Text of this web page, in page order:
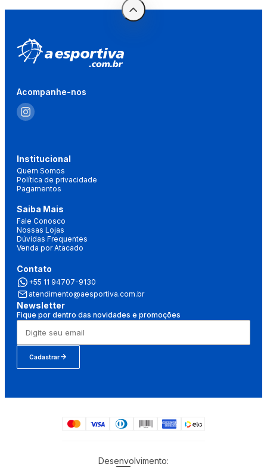
Acompanhe-nos
Institucional
Quem Somos
Política de privacidade
Pagamentos
Saiba Mais
Fale Conosco
Nossas Lojas
Dúvidas Frequentes
Venda por Atacado
Contato
+55 11 94707-9130
atendimento@aesportiva.com.br
Newsletter
Fique por dentro das novidades e promoções
Cadastrar
Desenvolvimento: